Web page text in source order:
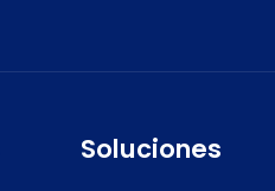
Soluciones